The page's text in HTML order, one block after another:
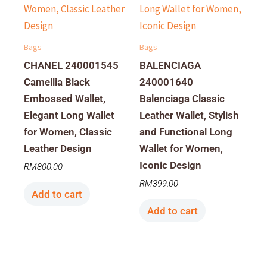
Bags
CHANEL 240001545
Camellia Black
Embossed Wallet,
Elegant Long Wallet
for Women, Classic
Leather Design
RM800.00
Add to cart
Bags
BALENCIAGA
240001640
Balenciaga Classic
Leather Wallet, Stylish
and Functional Long
Wallet for Women,
Iconic Design
RM399.00
Add to cart